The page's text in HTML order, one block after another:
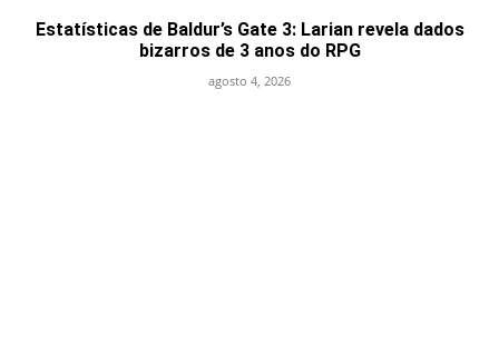
Estatísticas de Baldur’s Gate 3: Larian revela dados
bizarros de 3 anos do RPG
agosto 4, 2026